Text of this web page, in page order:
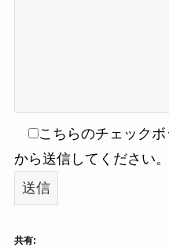
こちらのチェック
から送信してください。
共有: